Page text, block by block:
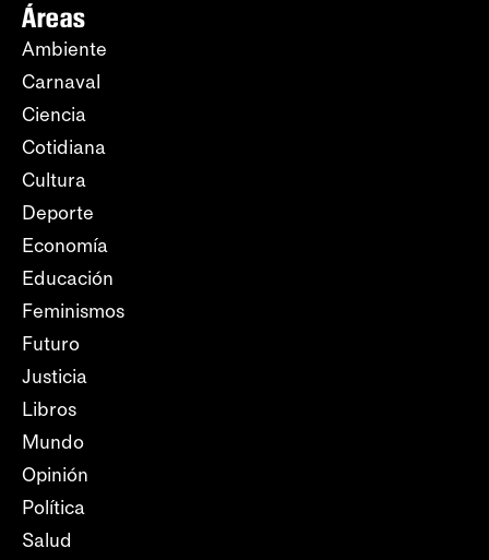
Áreas
Ambiente
Carnaval
Ciencia
Cotidiana
Cultura
Deporte
Economía
Educación
Feminismos
Futuro
Justicia
Libros
Mundo
Opinión
Política
Salud